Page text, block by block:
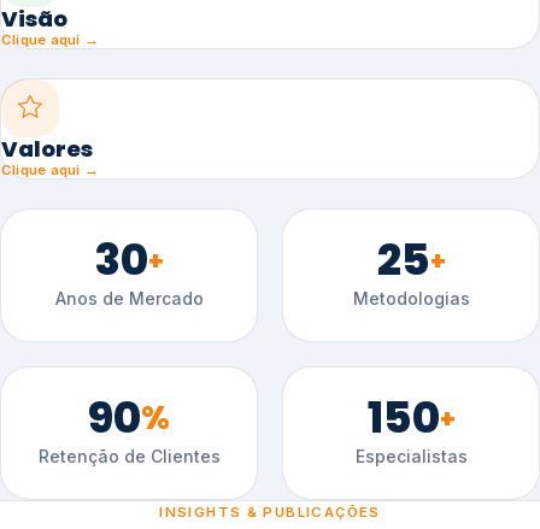
Visão
Clique aqui →
Valores
Clique aqui →
30+
Anos de Mercado
25+
Metodologias
90%
Retenção de Clientes
150+
Especialistas
INSIGHTS & PUBLICAÇÕES